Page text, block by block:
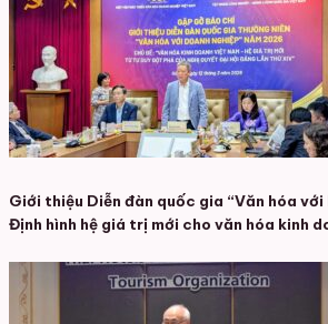
Giới thiệu Diễn đàn quốc gia “Văn hóa
Định hình hệ giá trị mới cho văn hóa kinh